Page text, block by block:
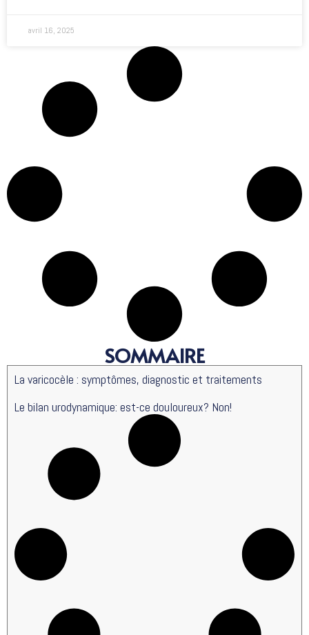
avril 16, 2025
SOMMAIRE
La varicocèle : symptômes, diagnostic et traitements
Le bilan urodynamique: est-ce douloureux? Non!